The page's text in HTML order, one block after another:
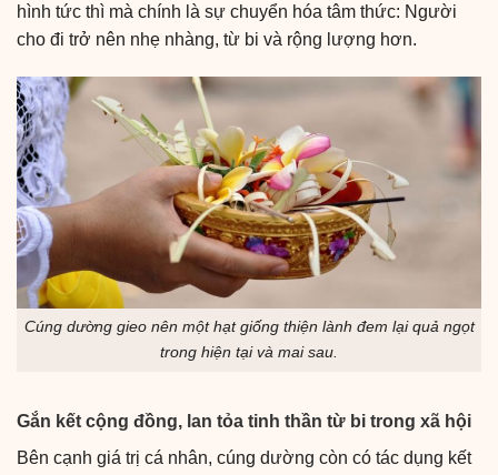
hình tức thì mà chính là sự chuyển hóa tâm thức: Người
cho đi trở nên nhẹ nhàng, từ bi và rộng lượng hơn.
Cúng dường gieo nên một hạt giống thiện lành đem lại quả ngọt
trong hiện tại và mai sau.
Gắn kết cộng đồng, lan tỏa tinh thần từ bi trong xã hội
Bên cạnh giá trị cá nhân, cúng dường còn có tác dụng kết